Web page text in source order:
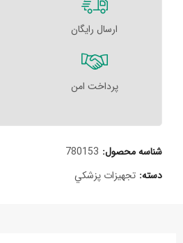
ارسال رایگان
پرداخت امن
شناسه محصول: 780153
دسته: تجهيزات پزشکي